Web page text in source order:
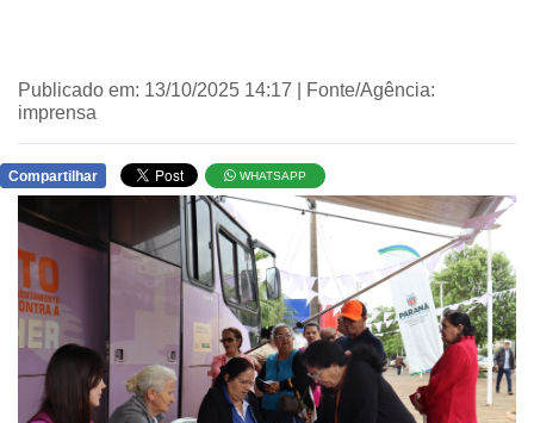
Publicado em: 13/10/2025 14:17 | Fonte/Agência:
imprensa
Compartilhar WHATSAPP